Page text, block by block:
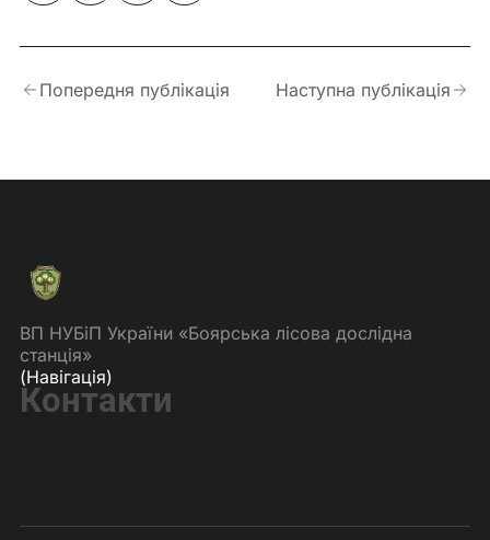
Попередня публікація Наступна публікація
ВП НУБіП України «Боярська лісова дослідна
станція»
(Навігація)
Контакти